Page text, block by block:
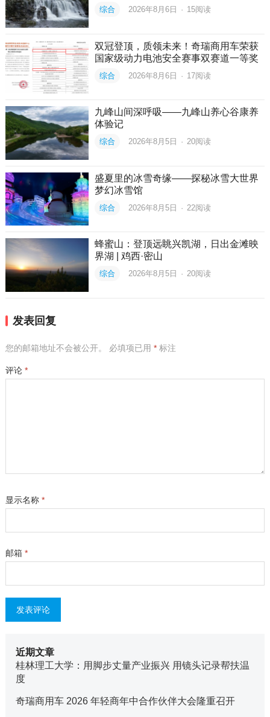
综合 2026年8月6日 · 15阅读
双冠登顶，质领未来！奇瑞商用车荣获
国家级动力电池安全赛事双赛道一等奖
综合 2026年8月6日 · 17阅读
九峰山间深呼吸——九峰山养心谷康养
体验记
综合 2026年8月5日 · 20阅读
盛夏里的冰雪奇缘——探秘冰雪大世界
梦幻冰雪馆
综合 2026年8月5日 · 22阅读
蜂蜜山：登顶远眺兴凯湖，日出金滩映
界湖 | 鸡西·密山
综合 2026年8月5日 · 20阅读
发表回复
您的邮箱地址不会被公开。 必填项已用 *标注
评论 *
显示名称 *
邮箱 *
近期文章
桂林理工大学：用脚步丈量产业振兴 用镜头记录帮扶温
度
奇瑞商用车 2026 年轻商年中合作伙伴大会隆重召开